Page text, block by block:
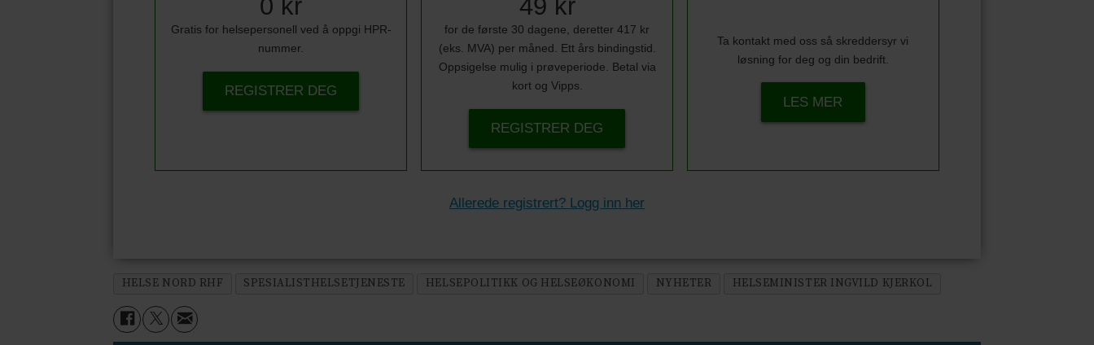
0 kr
Gratis for helsepersonell ved å oppgi HPR-
nummer.
REGISTRER DEG
49 kr
for de første 30 dagene, deretter 417 kr
(eks. MVA) per måned. Ett års bindingstid.
Oppsigelse mulig i prøveperiode. Betal via
kort og Vipps.
REGISTRER DEG
Ta kontakt med oss så skreddersyr vi
løsning for deg og din bedrift.
LES MER
Allerede registrert? Logg inn her
HELSE NORD RHF SPESIALISTHELSETJENESTE HELSEPOLITIKK OG HELSEØKONOMI NYHETER HELSEMINISTER INGVILD KJERKOL